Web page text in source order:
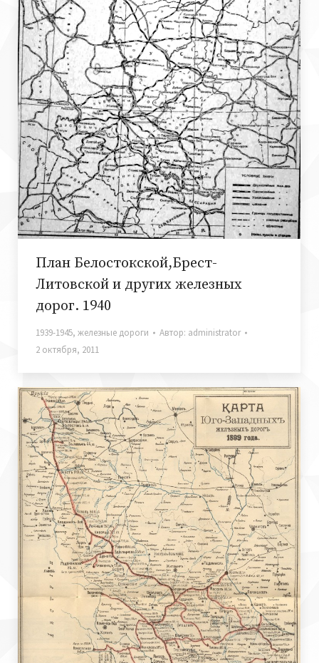
План Белостокской,Брест-
Литовской и других железных
дорог. 1940
1939-1945, железные дороги Автор: administrator
2 октября, 2011